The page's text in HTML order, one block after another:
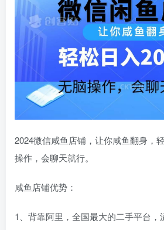
2024微信咸鱼店铺，让你咸鱼翻身，
操作，会聊天就行。
咸鱼店铺优势：
1、背靠阿里，全国最大的二手平台，